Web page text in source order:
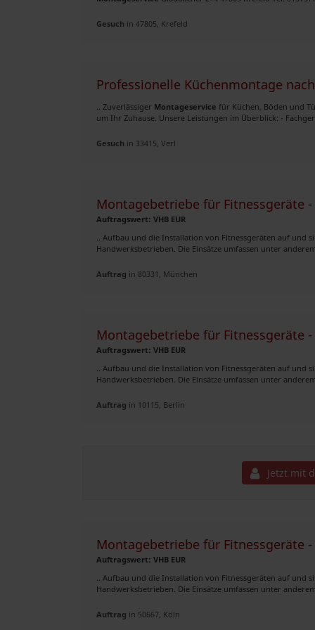
Gesuch in 47805, Krefeld
Professionelle Küchenmontage
.. Zuverlässiger Montageservice für Küchen, Böden und
um Ihr Zuhause. Unsere Leistungen im Überblick: -
Gesuch in 33415, Verl
Montagebetriebe für Fitnessgeräte -
Auftragswert: VHB EUR
.. Aufbau und die Installation von Fitnessgeräten auf und
Handwerksbetrieben. Die Einsätze umfassen unter
Auftrag in 80331, München
Montagebetriebe für Fitnessgeräte -
Auftragswert: VHB EUR
.. Aufbau und die Installation von Fitnessgeräten auf und
Handwerksbetrieben. Die Einsätze umfassen unter
Auftrag in 10115, Berlin
Jetzt mit
Montagebetriebe für Fitnessgeräte -
Auftragswert: VHB EUR
.. Aufbau und die Installation von Fitnessgeräten auf und
Handwerksbetrieben. Die Einsätze umfassen unter
Auftrag in 50667, Köln